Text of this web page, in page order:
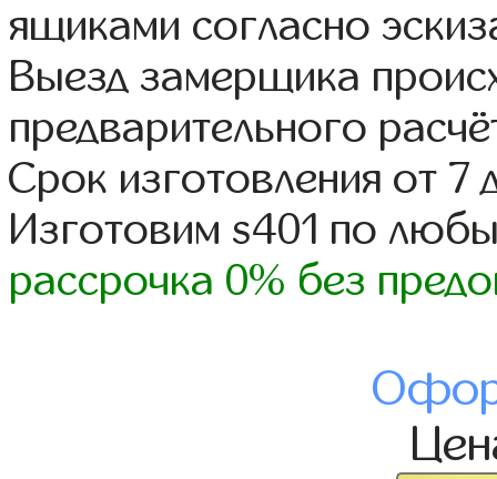
ящиками согласно
Выезд замерщика
предварительного
Срок изготовления от 7
Изготовим s401 по
рассрочка 0% без